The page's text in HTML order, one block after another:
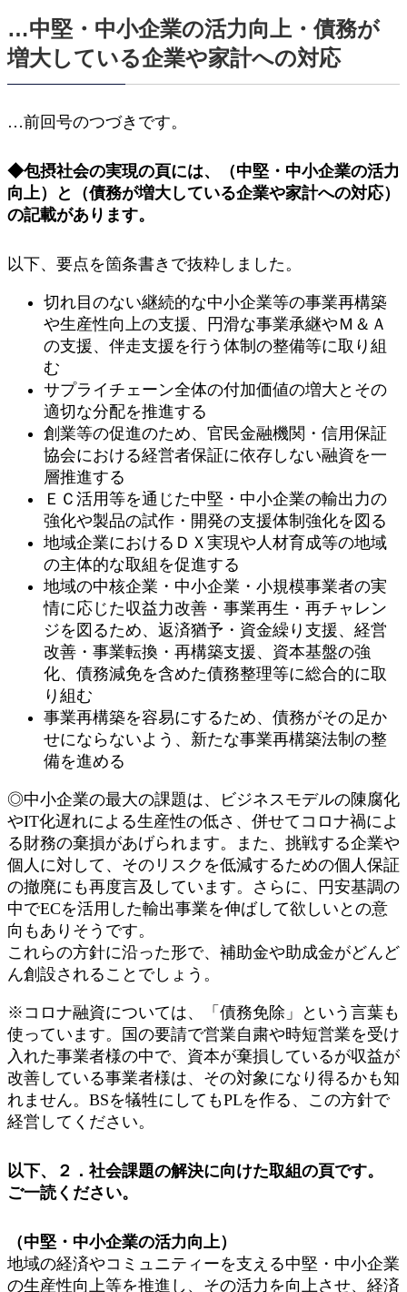
…中堅・中小企業の活力向上・債務が
増大している企業や家計への対応
…前回号のつづきです。
◆包摂社会の実現の頁には、（中堅・中小企業の活力
向上）と（債務が増大している企業や家計への対応）
の記載があります。
以下、要点を箇条書きで抜粋しました。
切れ目のない継続的な中小企業等の事業再構築
や生産性向上の支援、円滑な事業承継やＭ＆Ａ
の支援、伴走支援を行う体制の整備等に取り組
む
サプライチェーン全体の付加価値の増大とその
適切な分配を推進する
創業等の促進のため、官民金融機関・信用保証
協会における経営者保証に依存しない融資を一
層推進する
ＥＣ活用等を通じた中堅・中小企業の輸出力の
強化や製品の試作・開発の支援体制強化を図る
地域企業におけるＤＸ実現や人材育成等の地域
の主体的な取組を促進する
地域の中核企業・中小企業・小規模事業者の実
情に応じた収益力改善・事業再生・再チャレン
ジを図るため、返済猶予・資金繰り支援、経営
改善・事業転換・再構築支援、資本基盤の強
化、債務減免を含めた債務整理等に総合的に取
り組む
事業再構築を容易にするため、債務がその足か
せにならないよう、新たな事業再構築法制の整
備を進める
◎中小企業の最大の課題は、ビジネスモデルの陳腐化
やIT化遅れによる生産性の低さ、併せてコロナ禍によ
る財務の棄損があげられます。また、挑戦する企業や
個人に対して、そのリスクを低減するための個人保証
の撤廃にも再度言及しています。さらに、円安基調の
中でECを活用した輸出事業を伸ばして欲しいとの意
向もありそうです。
これらの方針に沿った形で、補助金や助成金がどんど
ん創設されることでしょう。
※コロナ融資については、「債務免除」という言葉も
使っています。国の要請で営業自粛や時短営業を受け
入れた事業者様の中で、資本が棄損しているが収益が
改善している事業者様は、その対象になり得るかも知
れません。BSを犠牲にしてもPLを作る、この方針で
経営してください。
以下、２．社会課題の解決に向けた取組の頁です。
ご一読ください。
（中堅・中小企業の活力向上）
地域の経済やコミュニティーを支える中堅・中小企業
の生産性向上等を推進し、その活力を向上させ、経済